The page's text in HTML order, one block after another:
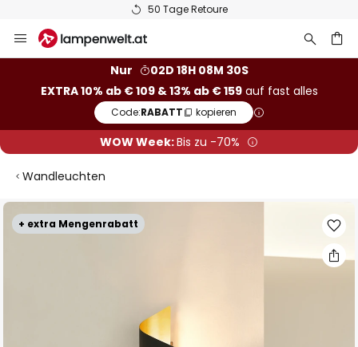
50 Tage Retoure
Inhalt
Nur
02D 18H 08M 29S
EXTRA 10% ab € 109 & 13% ab € 159auf fast alles
Code:RABATT kopieren
WOW Week:Bis zu -70%
Wandleuchten
+ extra Mengenrabatt
Zum
Ende